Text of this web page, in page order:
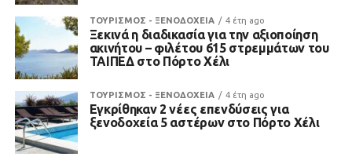
ΤΟΥΡΙΣΜΟΣ - ΞΕΝΟΔΟΧΕΙΑ 4 έτη ago
Ξεκινά η διαδικασία για την αξιοποίηση
ακινήτου – φιλέτου 615 στρεμμάτων του
ΤΑΙΠΕΔ στο Πόρτο Χέλι
ΤΟΥΡΙΣΜΟΣ - ΞΕΝΟΔΟΧΕΙΑ 4 έτη ago
Εγκρίθηκαν 2 νέες επενδύσεις για
ξενοδοχεία 5 αστέρων στο Πόρτο Χέλι